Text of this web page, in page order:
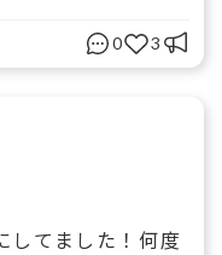
0 3
してました！何度